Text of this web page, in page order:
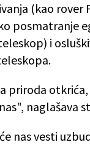
(kao rover
posmatranje
i
priroda
naglašava
nas vesti